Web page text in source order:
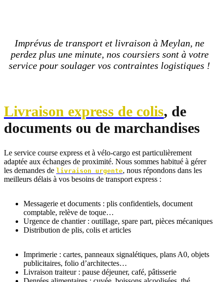
Imprévus de transport et livraison à Meylan, ne
perdez plus une minute, nos coursiers sont à votre
service pour soulager vos contraintes logistiques !
Livraison express de colis, de
documents ou de marchandises
Le service course express et à vélo-cargo est particulièrement
adaptée aux échanges de proximité. Nous sommes habitué à gérer
les demandes de livraison urgente, nous répondons dans les
meilleurs délais à vos besoins de transport express :
Messagerie et documents : plis confidentiels, document
comptable, relève de toque…
Urgence de chantier : outillage, spare part, pièces mécaniques
Distribution de plis, colis et articles
Imprimerie : cartes, panneaux signalétiques, plans A0, objets
publicitaires, folio d’architectes…
Livraison traiteur : pause déjeuner, café, pâtisserie